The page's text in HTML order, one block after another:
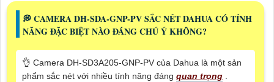
️💭 CAMERA DH-SDA-GNP-PV SẮC NÉT DAHUA CÓ TÍNH
NĂNG ĐẶC BIỆT NÀO ĐÁNG CHÚ Ý KHÔNG?
👌 Camera DH-SD3A205-GNP-PV của Dahua là một sản
phẩm sắc nét với nhiều tính năng đáng quan trọng